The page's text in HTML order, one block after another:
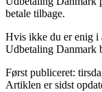
betale tilbage.
Hvis ikke du er enig i
Udbetaling Danmark
Først publiceret:
Artiklen er sidst